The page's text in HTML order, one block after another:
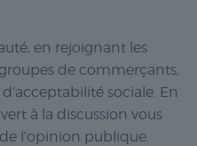
en rejoignant les
de commerçants,
sociale. En
à la discussion vous
l’opinion publique.